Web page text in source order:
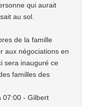
qui aurait
au sol.
de la famille
aux négociations en
sera inauguré ce
familles des
07:00 - Gilbert